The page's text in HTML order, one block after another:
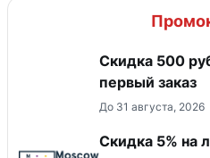
Скидка 500
первый заказ
До 31 августа, 2026
Скидка 5% на